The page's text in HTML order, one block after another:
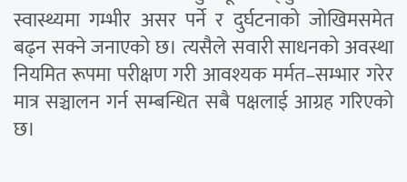
स्वास्थ्यमा गम्भीर असर पर्ने र दुर्घटनाको जोखिमसमेत
बढ्न सक्ने जनाएको छ। त्यसैले सवारी साधनको अवस्था
नियमित रूपमा परीक्षण गरी आवश्यक मर्मत–सम्भार गरेर
मात्र सञ्चालन गर्न सम्बन्धित सबै पक्षलाई आग्रह गरिएको
छ।